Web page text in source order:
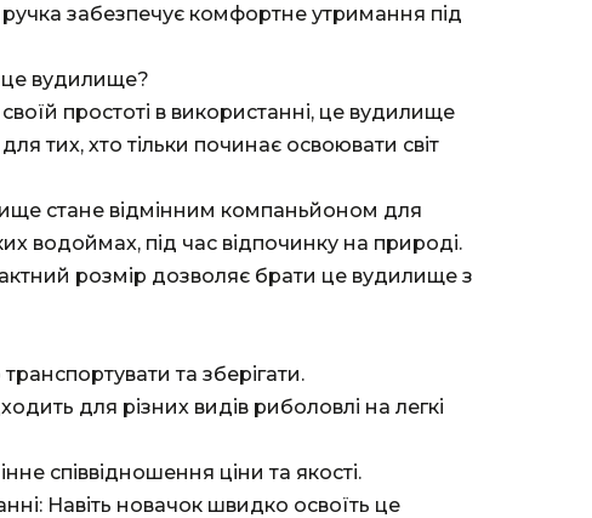
забезпечує комфортне утримання під
це вудилище?
своїй простоті в використанні, це вудилище
тих, хто тільки починає освоювати світ
стане відмінним компаньйоном для
водоймах, під час відпочинку на природі.
розмір дозволяє брати це вудилище з
та зберігати.
для різних видів риболовлі на легкі
співвідношення ціни та якості.
Навіть новачок швидко освоїть це